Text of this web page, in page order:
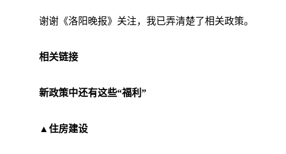
谢谢《洛阳晚报》关注，我已弄清楚了相关政策。
相关链接
新政策中还有这些“福利”
▲住房建设